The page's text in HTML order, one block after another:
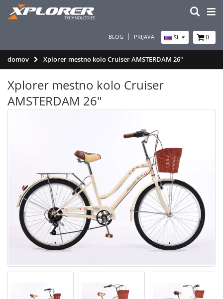
BLOG PRIJAVA SI 0
domov Xplorer mestno kolo Cruiser AMSTERDAM 26"
Xplorer mestno kolo Cruiser
AMSTERDAM 26"